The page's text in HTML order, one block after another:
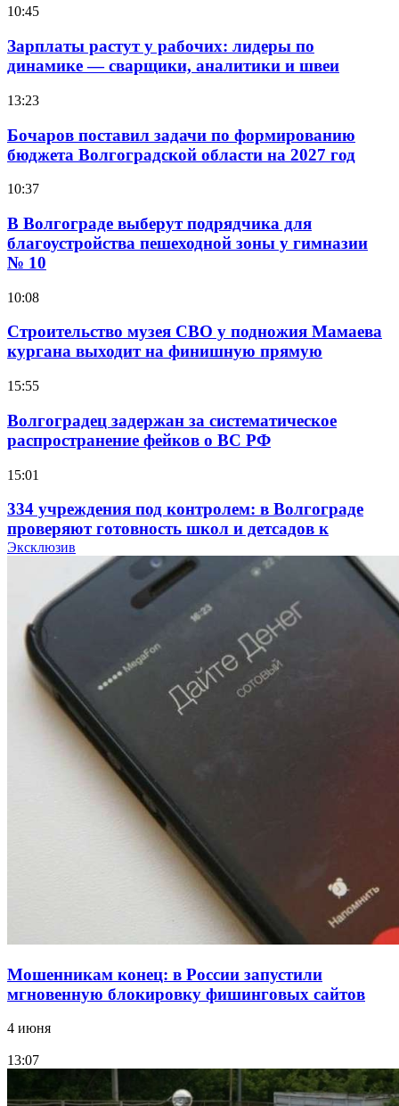
10:45
Зарплаты растут у рабочих: лидеры по
динамике — сварщики, аналитики и швеи
13:23
Бочаров поставил задачи по формированию
бюджета Волгоградской области на 2027 год
10:37
В Волгограде выберут подрядчика для
благоустройства пешеходной зоны у гимназии
№ 10
10:08
Строительство музея СВО у подножия Мамаева
кургана выходит на финишную прямую
15:55
Волгоградец задержан за систематическое
распространение фейков о ВС РФ
15:01
334 учреждения под контролем: в Волгограде
проверяют готовность школ и детсадов к
учебному году
Покушение на убийство в Волгограде: девушка
напала на незнакомую женщину с ножом
12:39
Сладкий праздник в Волгограде: в Центральном
парке прошёл фестиваль „Арбузный переполох“
Волгоградские компании нарастили экспорт:
заключены контракты на 3,6 млн долларов
Эксклюзив
Мошенникам конец: в России запустили
мгновенную блокировку фишинговых сайтов
4 июня
13:07